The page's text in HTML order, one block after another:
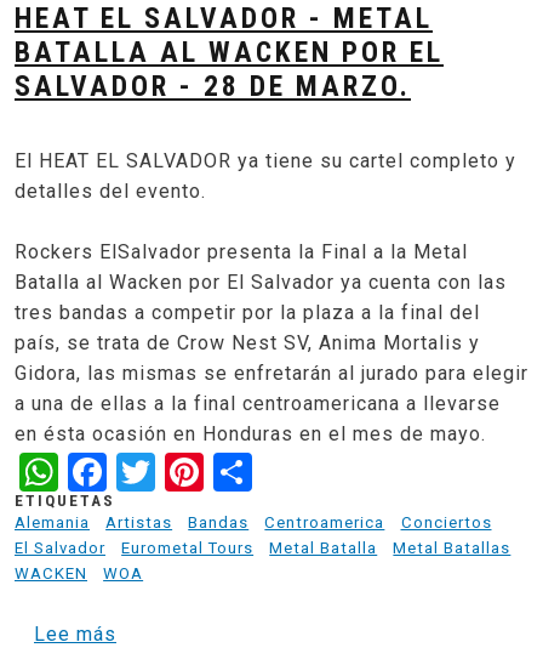
HEAT EL SALVADOR - METAL
BATALLA AL WACKEN POR EL
SALVADOR - 28 DE MARZO.
El HEAT EL SALVADOR ya tiene su cartel completo y
detalles del evento.
Rockers ElSalvador presenta la Final a la Metal
Batalla al Wacken por El Salvador ya cuenta con las
tres bandas a competir por la plaza a la final del
país, se trata de Crow Nest SV, Anima Mortalis y
Gidora, las mismas se enfretarán al jurado para elegir
a una de ellas a la final centroamericana a llevarse
en ésta ocasión en Honduras en el mes de mayo.
WhatsApp
Facebook
TwitterPinterest
ETIQUETAS
Alemania
Artistas Bandas Centroamerica
Conciertos
El Salvador
Eurometal Tours Metal Batalla
Metal Batallas
WACKEN
WOA
Lee más